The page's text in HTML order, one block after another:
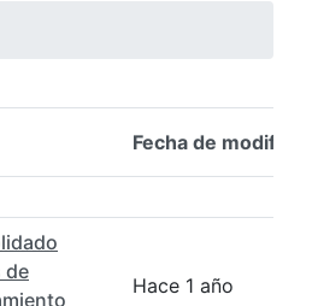
Fecha de
de
Hace 1 año